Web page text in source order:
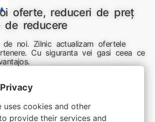
oferte, reduceri de preț
de reducere
de noi. Zilnic actualizam ofertele
Cu siguranta vei gasi ceea ce
reduceri inteligente si cumpărături
uses cookies and other
provide their services and